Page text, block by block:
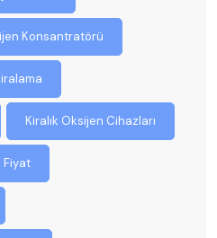
Konsantratörü
Kiralık Oksijen Cihazları
Fiyat